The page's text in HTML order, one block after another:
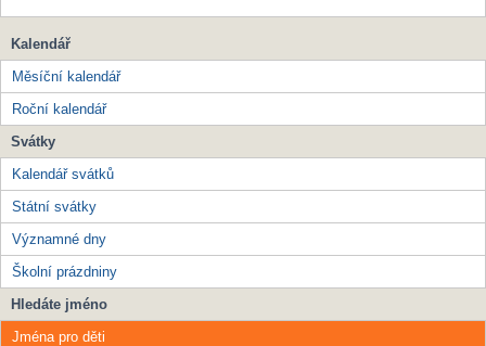
Kalendář
Měsíční kalendář
Roční kalendář
Svátky
Kalendář svátků
Státní svátky
Významné dny
Školní prázdniny
Hledáte jméno
Jména pro děti